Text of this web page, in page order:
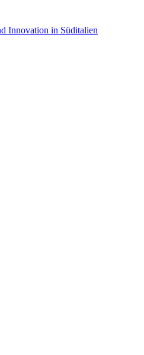
Innovation in Süditalien